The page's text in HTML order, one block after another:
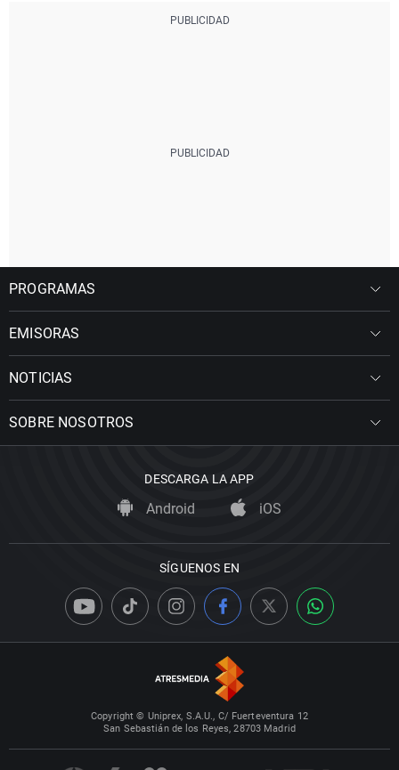
PROGRAMAS
EMISORAS
NOTICIAS
SOBRE NOSOTROS
DESCARGA LA APP
Android iOS
SÍGUENOS EN
Copyright © Uniprex, S.A.U., C/ Fuerteventura 12
San Sebastián de los Reyes, 28703 Madrid